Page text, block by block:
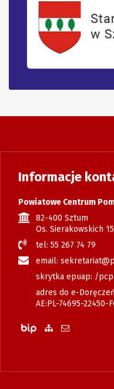
Informacje
Powiatowe Centrum
82-400 Sztum
Os. Sierakowskich 15
tel: 55 267 74 79
email:
skrytka epuap: /
adres do e-
AE:PL-74695-22450-
Biuletyn Informacji
Zobacz mapę
Wyślij email